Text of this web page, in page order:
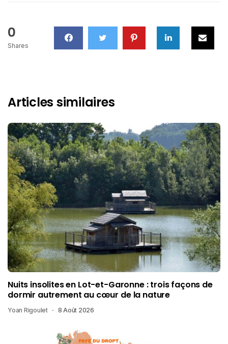
0
Shares
Articles similaires
Nuits insolites en Lot-et-Garonne : trois façons de
dormir autrement au cœur de la nature
Yoan Rigoulet 8 Août 2026